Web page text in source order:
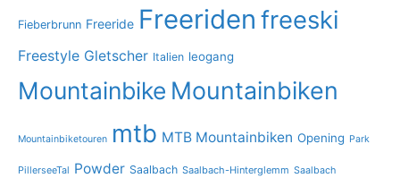
Fieberbrunn Freeride Freeriden freeski
Freestyle Gletscher Italien leogang
Mountainbike Mountainbiken
Mountainbiketouren mtb MTB Mountainbiken Opening Park
PillerseeTal Powder Saalbach Saalbach-Hinterglemm Saalbach